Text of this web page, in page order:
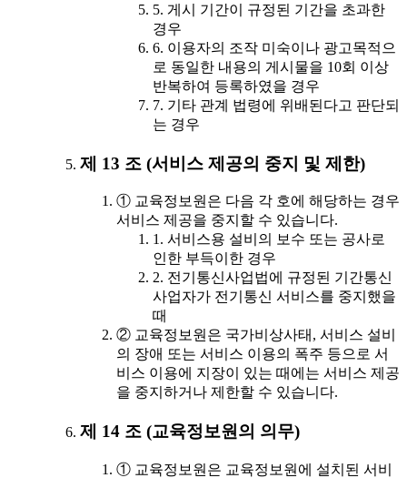
5. 게시 기간이 규정된 기간을 초과한
경우
6. 이용자의 조작 미숙이나 광고목적으
로 동일한 내용의 게시물을 10회 이상
반복하여 등록하였을 경우
7. 기타 관계 법령에 위배된다고 판단되
는 경우
제 13 조 (서비스 제공의 중지 및 제한)
① 교육정보원은 다음 각 호에 해당하는 경우
서비스 제공을 중지할 수 있습니다.
1. 서비스용 설비의 보수 또는 공사로
인한 부득이한 경우
2. 전기통신사업법에 규정된 기간통신
사업자가 전기통신 서비스를 중지했을
때
② 교육정보원은 국가비상사태, 서비스 설비
의 장애 또는 서비스 이용의 폭주 등으로 서
비스 이용에 지장이 있는 때에는 서비스 제공
을 중지하거나 제한할 수 있습니다.
제 14 조 (교육정보원의 의무)
① 교육정보원은 교육정보원에 설치된 서비